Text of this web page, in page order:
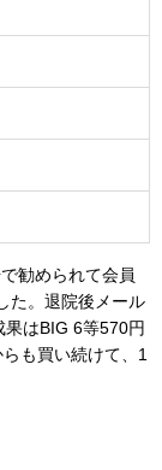
勧められて会員
た。退院後メール
はBIG 6等570円
も買い続けて、1